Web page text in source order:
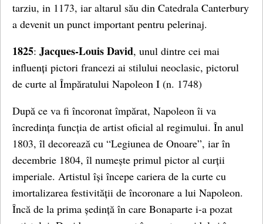
tarziu, in 1173, iar altarul său din Catedrala Canterbury
a devenit un punct important pentru pelerinaj.
1825: Jacques-Louis David, unul dintre cei mai
influenți pictori francezi ai stilului neoclasic, pictorul
de curte al Împăratului Napoleon I (n. 1748)
După ce va fi încoronat împărat, Napoleon îi va
încredința funcția de artist oficial al regimului. În anul
1803, îl decorează cu “Legiunea de Onoare”, iar în
decembrie 1804, îl numește primul pictor al curții
imperiale. Artistul își începe cariera de la curte cu
imortalizarea festivității de încoronare a lui Napoleon.
Încă de la prima ședință în care Bonaparte i-a pozat